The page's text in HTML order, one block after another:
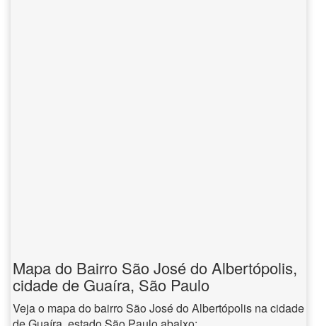
Mapa do Bairro São José do Albertópolis,
cidade de Guaíra, São Paulo
Veja o mapa do bairro São José do Albertópolis na cidade